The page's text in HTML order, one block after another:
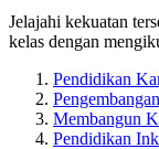
Jelajahi kekuatan
kelas dengan
Pendidikan
Membangun
Pendidikan